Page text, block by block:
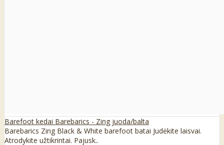
Barefoot kedai Barebarics - Zing juoda/balta
Barebarics Zing Black & White barefoot batai Judėkite laisvai.
Atrodykite užtikrintai. Pajusk..